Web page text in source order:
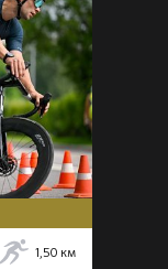
1,50 км